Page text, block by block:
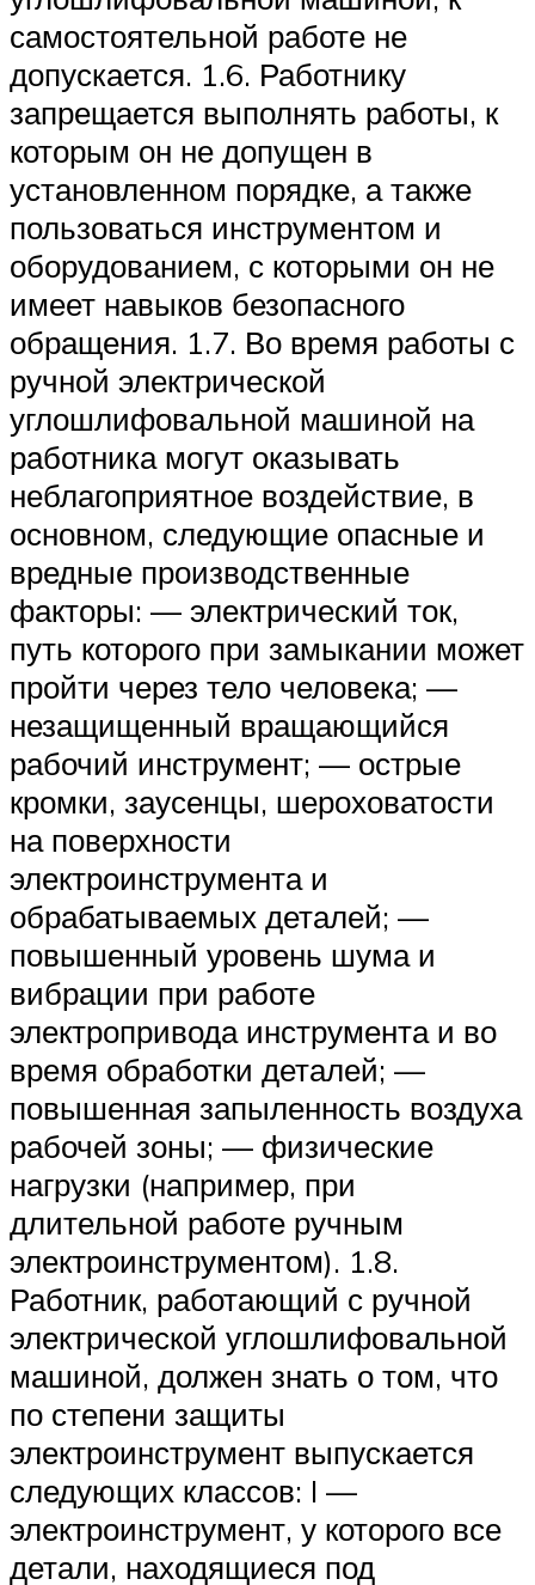
самостоятельной работе не
допускается. 1.6. Работнику
запрещается выполнять работы, к
которым он не допущен в
установленном порядке, а также
пользоваться инструментом и
оборудованием, с которыми он не
имеет навыков безопасного
обращения. 1.7. Во время работы с
ручной электрической
углошлифовальной машиной на
работника могут оказывать
неблагоприятное воздействие, в
основном, следующие опасные и
вредные производственные
факторы: — электрический ток,
путь которого при замыкании может
пройти через тело человека; —
незащищенный вращающийся
рабочий инструмент; — острые
кромки, заусенцы, шероховатости
на поверхности
электроинструмента и
обрабатываемых деталей; —
повышенный уровень шума и
вибрации при работе
электропривода инструмента и во
время обработки деталей; —
повышенная запыленность воздуха
рабочей зоны; — физические
нагрузки (например, при
длительной работе ручным
электроинструментом). 1.8.
Работник, работающий с ручной
электрической углошлифовальной
машиной, должен знать о том, что
по степени защиты
электроинструмент выпускается
следующих классов: I —
электроинструмент, у которого все
детали, находящиеся под